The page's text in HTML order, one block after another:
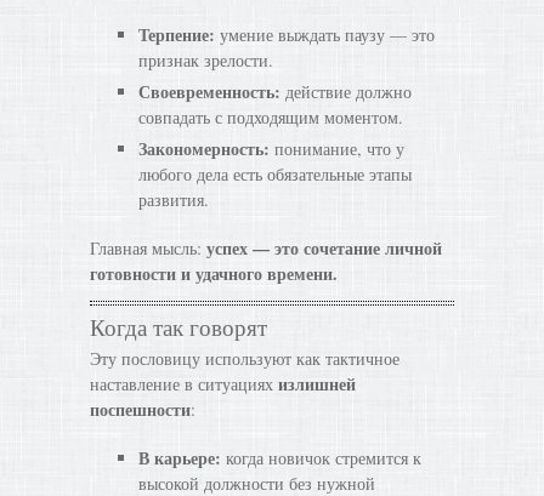
Терпение: умение выждать паузу — это
признак зрелости.
Своевременность: действие должно
совпадать с подходящим моментом.
Закономерность: понимание, что у
любого дела есть обязательные этапы
развития.
Главная мысль: успех — это сочетание личной
готовности и удачного времени.
Когда так говорят
Эту пословицу используют как тактичное
наставление в ситуациях излишней
поспешности:
В карьере: когда новичок стремится к
высокой должности без нужной